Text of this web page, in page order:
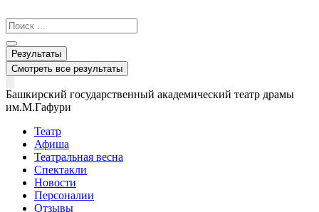
к
содержимому
Search
...
Результаты
Смотреть все результаты
Башкирский государственный академический театр драмы
им.М.Гафури
Театр
Афиша
Театральная весна
Спектакли
Новости
Персоналии
Отзывы